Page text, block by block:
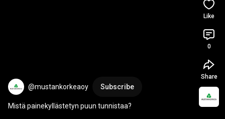
@mustankorkeaoy Subscribe
Mistä painekyllästetyn puun tunnistaa?
Like
0
Share